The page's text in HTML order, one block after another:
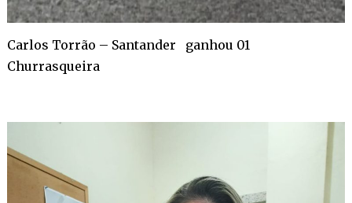
Carlos Torrão – Santander ganhou 01
Churrasqueira